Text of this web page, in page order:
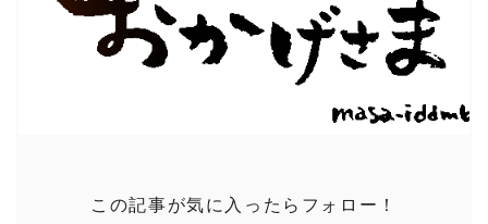
この記事が気に入ったらフォロー！